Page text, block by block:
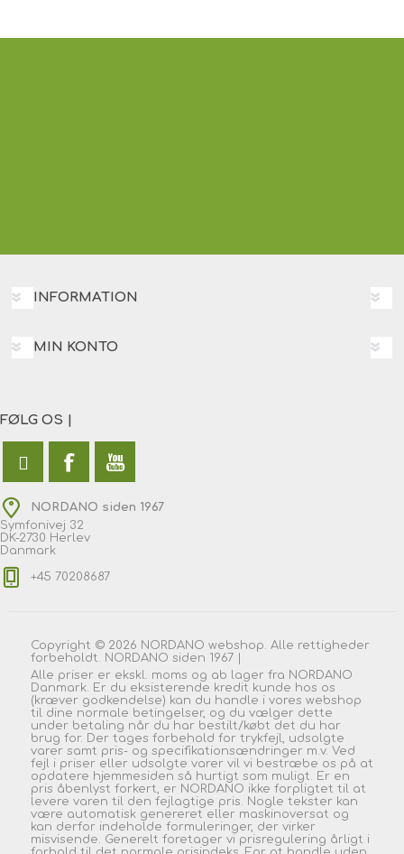
INFORMATION
MIN KONTO
FØLG OS |
NORDANO siden 1967
Symfonivej 32
DK-2730 Herlev
Danmark
+45 70208687
Copyright © 2026 NORDANO webshop. Alle rettigheder
forbeholdt. NORDANO siden 1967 |
Alle priser er ekskl. moms og ab lager fra NORDANO
Danmark. Er du eksisterende kredit kunde hos os
(kræver godkendelse) kan du handle i vores webshop
til dine normale betingelser, og du vælger dette
under betaling når du har bestilt/købt det du har
brug for. Der tages forbehold for trykfejl, udsolgte
varer samt pris- og specifikationsændringer m.v. Ved
fejl i priser eller udsolgte varer vil vi bestræbe os på at
opdatere hjemmesiden så hurtigt som muligt. Er en
pris åbenlyst forkert, er NORDANO ikke forpligtet til at
levere varen til den fejlagtige pris. Nogle tekster kan
være automatisk genereret eller maskinoversat og
kan derfor indeholde formuleringer, der virker
misvisende. Generelt foretager vi prisregulering årligt i